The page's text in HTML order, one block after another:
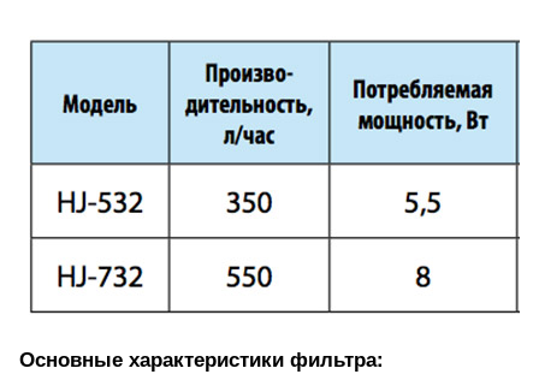
Основные характеристики фильтра: